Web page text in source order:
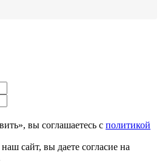
вы соглашаетесь с политикой
сайт, вы даете согласие на